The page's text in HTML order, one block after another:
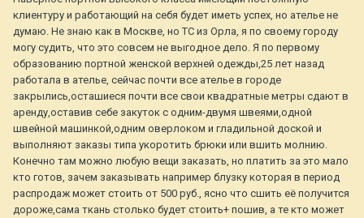
клиентуру и работающий на себя будет иметь успех, но ателье не
думаю. Не знаю как в Москве, но ТС из Орла, я по своему городу
могу судить, что это совсем не выгодное дело. Я по первому
образованию портной женской верхней одежды,25 лет назад
работала в ателье, сейчас почти все ателье в городе
закрылись,осташиеся почти все свои квадратные метры сдают в
аренду,оставив себе закуток с одним-двумя швеями,одной
швейной машинкой,одним оверлоком и гладильной доской и
выполняют заказы типа укоротить брюки или вшить молнию.
Конечно там можно любую вещи заказать, но платить за это мало
кто готов, зачем заказывать например блузку которая в период
распродаж может стоить от 500 руб., ясно что сшить её получится
дороже,сама ткань столько будет стоить+ пошив, а те кто может